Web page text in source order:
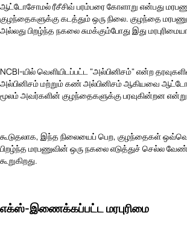
ஆட்டோசோமல் ரீசீசிவ் பரம்பரை கோளாறு என்பது
குழந்தைகளுக்கு கடத்தும் ஒரு நிலை. குழந்தை
அல்லது பிறழ்ந்த நகலை சுமக்கும்போது இது
NCBI-யில் வெளியிடப்பட்ட "அல்பினிசம்" என்ற
அல்பினிசம் மற்றும் கண் அல்பினிசம் ஆகியவை
மூலம் அவர்களின் குழந்தைகளுக்கு பரவுகின்றன என்று
கூடுதலாக, இந்த நிலையைப் பெற, குழந்தைகள்
பிறழ்ந்த மரபணுவின் ஒரு நகலை எடுத்துச் செல்ல
கூறுகிறது.
எக்ஸ்-இணைக்கப்பட்ட மரபுரிமை